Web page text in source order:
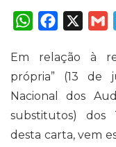
W
h
A
p
p
F
a
b
X
G
l
Em relação à
própria” (13 de
Nacional dos
substitutos) dos
desta carta, vem